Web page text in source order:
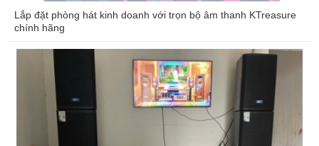
Lắp đặt phòng hát kinh doanh với trọn bộ âm thanh KTreasure
chính hãng